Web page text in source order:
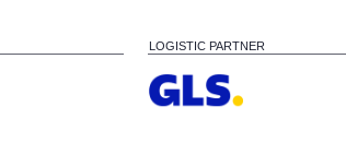
LOGISTIC PARTNER